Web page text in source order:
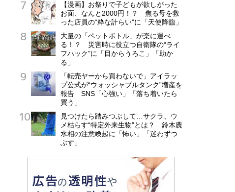
【漫画】お祭りで子どもが欲しがった
お面、なんと2000円！？ 焦る母を救
った店員の“粋な計らい”に「天使降臨」
大量の「ペットボトル」が楽に運べ
る！？ 災害時に役立つ自衛隊の“ライ
フハック”に「目からうろこ」「助か
る」
「転売ヤーから買わないで」アイラッ
プ公式が“ウォッシャブルタンク”増産を
報告 SNS「心強い」「落ち着いたら
買う」
見つけたら踏みつぶして…サクラ、ウ
メ枯らす“特定外来生物”とは？ 鈴木農
水相の注意喚起に「怖い」「迷わずつ
ぶす」